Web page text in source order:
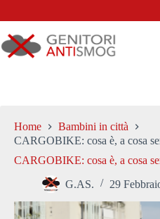
Home
Bambini in città
CARGOBIKE: cosa è, a cosa
CARGOBIKE: cosa è, a cosa
G.AS. 29